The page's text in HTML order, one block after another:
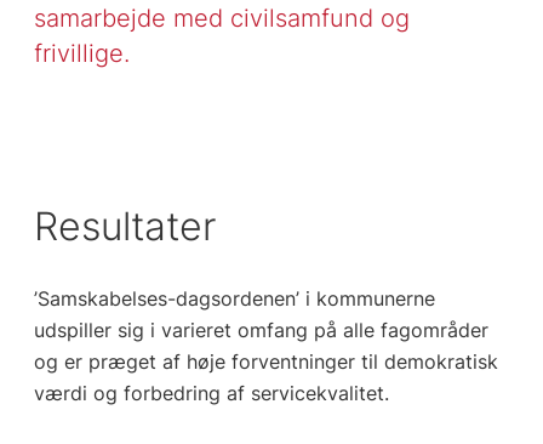
samarbejde med civilsamfund og
frivillige.
Resultater
’Samskabelses-dagsordenen’ i kommunerne
udspiller sig i varieret omfang på alle fagområder
og er præget af høje forventninger til demokratisk
værdi og forbedring af servicekvalitet.